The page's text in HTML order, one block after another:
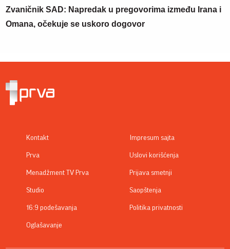
Zvaničnik SAD: Napredak u pregovorima između Irana i
Omana, očekuje se uskoro dogovor
Kontakt
Prva
Menadžment TV Prva
Studio
16:9 podešavanja
Oglašavanje
Impresum sajta
Uslovi korišćenja
Prijava smetnji
Saopštenja
Politika privatnosti